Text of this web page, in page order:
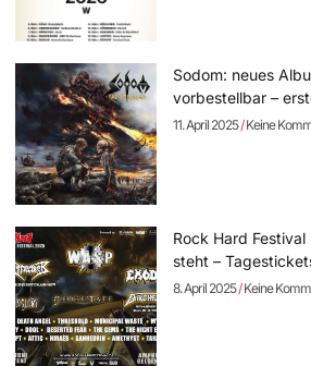
Sodom: neues
vorbestellbar –
11. April 2025 Keine
Rock Hard
steht –
8. April 2025 Keine